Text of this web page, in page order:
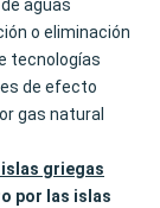
aguas
o eliminación
tecnologías
de efecto
gas natural
griegas
por las islas